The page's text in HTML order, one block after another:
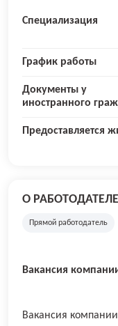
Специализация
График работы
Документы у
иностранного
Предоставляется
О РАБОТОДАТЕЛЕ
Прямой работодатель
Вакансия
Вакансия